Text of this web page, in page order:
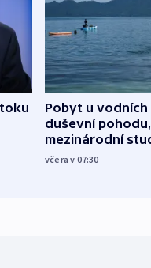
Pobyt u
duševní
mezinárodní
včera v 07:30